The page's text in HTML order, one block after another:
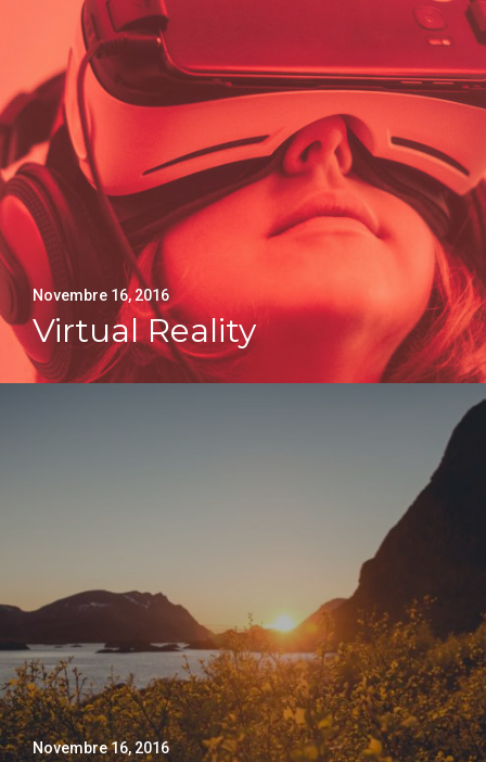
Novembre 16, 2016
Virtual Reality
Novembre 16, 2016